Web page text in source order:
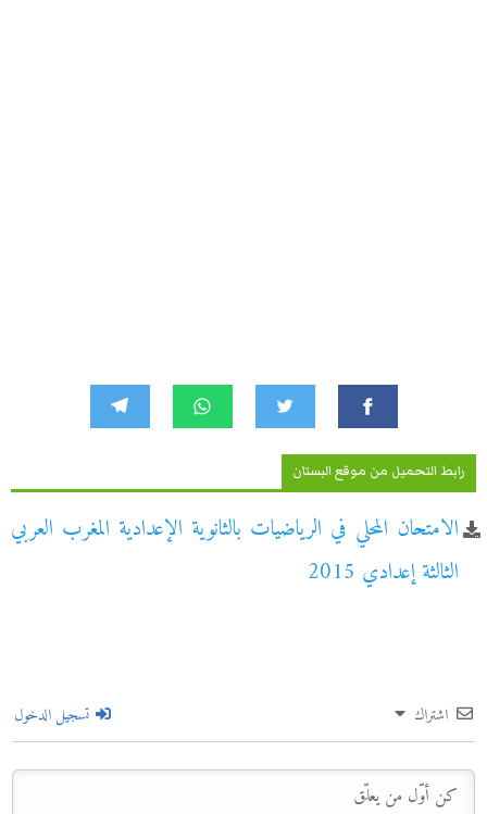
رابط التحميل من موقع البستان
الامتحان المحلي في الرياضيات بالثانوية الإعدادية المغرب العربي
الثالثة إعدادي 2015
اشتراك تسجيل الدخول